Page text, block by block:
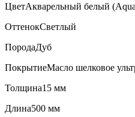
ЦветАкварельный белый
ОттенокСветлый
ПородаДуб
ПокрытиеМасло шелковое
Толщина15 мм
Длина500 мм